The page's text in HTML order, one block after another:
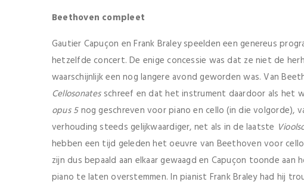
Beethoven compleet
Gautier Capuçon en Frank Braley speelden een genereus
hetzelfde concert. De enige concessie was dat ze niet de
waarschijnlijk een nog langere avond geworden was. Van
Cellosonatesschreef en dat het instrument daardoor als het
opus 5nog geschreven voor piano en cello (in die volgorde),
verhouding steeds gelijkwaardiger, net als in de laatste
hebben een tijd geleden het oeuvre van Beethoven voor
zijn dus bepaald aan elkaar gewaagd en Capuçon toonde aan
piano te laten overstemmen. In pianist Frank Braley had hij